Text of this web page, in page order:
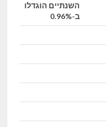
השנתיים הוגדלו
ב-0.96%